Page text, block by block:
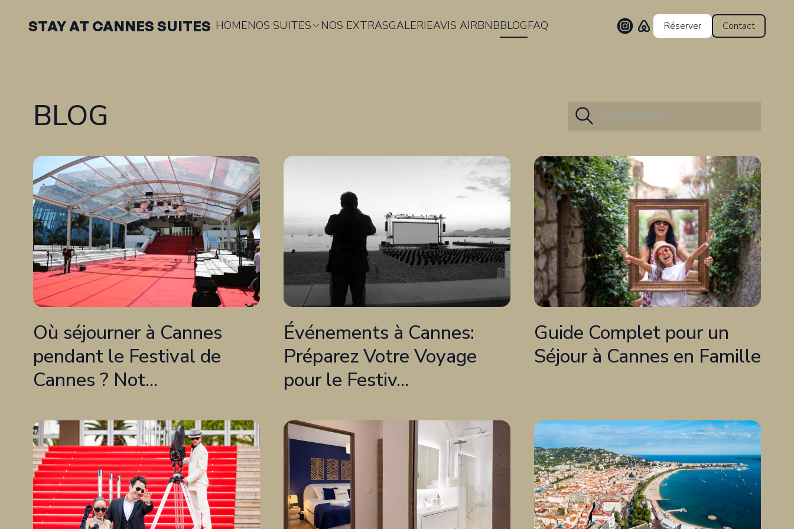
STAY AT CANNES SUITES HOMENOS SUITES NOS EXTRASGALERIEAVIS AIRBNBBLOGFAQ Réserver Contact
BLOG
Où séjourner à Cannes
pendant le Festival de
Cannes ? Not...
Événements à Cannes:
Préparez Votre Voyage
pour le Festiv...
Guide Complet pour un
Séjour à Cannes en Famille